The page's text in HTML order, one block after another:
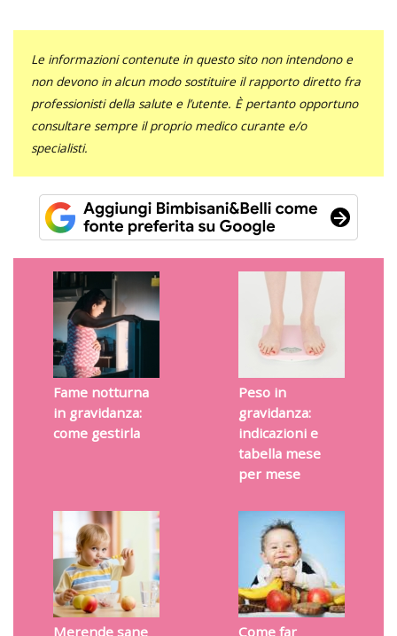
Le informazioni contenute in questo sito non intendono e
non devono in alcun modo sostituire il rapporto diretto fra
professionisti della salute e l’utente. È pertanto opportuno
consultare sempre il proprio medico curante e/o
specialisti.
Fame notturna
in gravidanza:
come gestirla
Peso in
gravidanza:
indicazioni e
tabella mese
per mese
Merende sane Come far